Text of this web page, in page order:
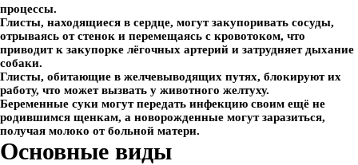
процессы.
Глисты, находящиеся в сердце, могут закупоривать сосуды,
отрываясь от стенок и перемещаясь с кровотоком, что
приводит к закупорке лёгочных артерий и затрудняет дыхание
собаки.
Глисты, обитающие в желчевыводящих путях, блокируют их
работу, что может вызвать у животного желтуху.
Беременные суки могут передать инфекцию своим ещё не
родившимся щенкам, а новорожденные могут заразиться,
получая молоко от больной матери.
Основные виды